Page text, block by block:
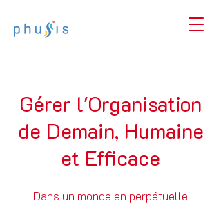
Gérer l'Organisation
de Demain, Humaine
et Efficace
Dans un monde en perpétuelle